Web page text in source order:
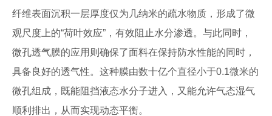
纤维表面沉积一层厚度仅为几纳米的疏水物质，形成了微
观尺度上的“荷叶效应”，有效阻止水分渗透。与此同时，
微孔透气膜的应用则确保了面料在保持防水性能的同时，
具备良好的透气性。这种膜由数十亿个直径小于0.1微米的
微孔组成，既能阻挡液态水分子进入，又能允许气态湿气
顺利排出，从而实现动态平衡。